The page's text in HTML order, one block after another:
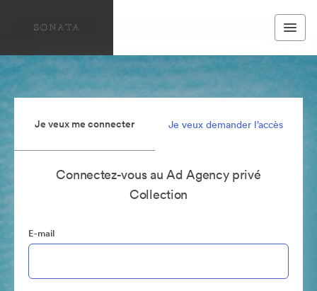
Je veux me connecter Je veux demander l’accès
Connectez-vous au Ad Agency privé
Collection
E-mail